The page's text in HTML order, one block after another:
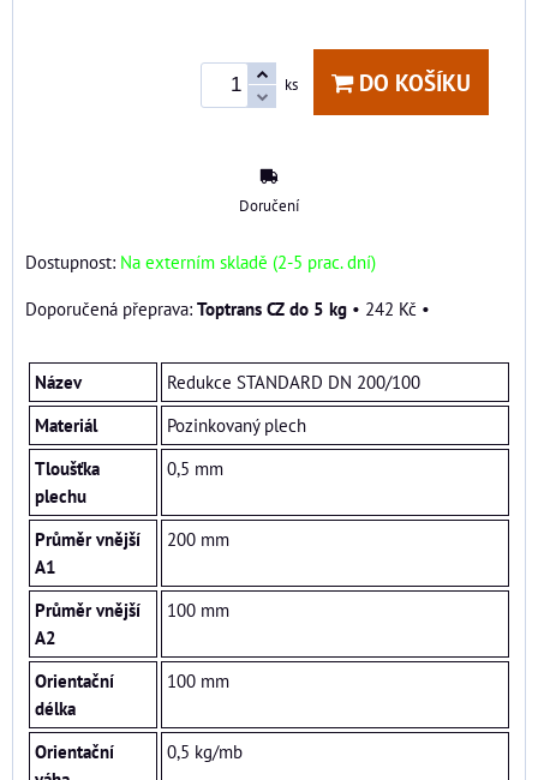
ks DO KOŠÍKU
Doručení
Dostupnost: Na externím skladě (2-5 prac. dní)
Toptrans CZ do 5 kg • 242 Kč •
Název
Redukce STANDARD DN 200/100
Materiál
Pozinkovaný plech
Tloušťka
plechu
0,5 mm
Průměr vnější
A1
200 mm
Průměr vnější
A2
100 mm
Orientační
délka
100 mm
Orientační
0,5 kg/mb